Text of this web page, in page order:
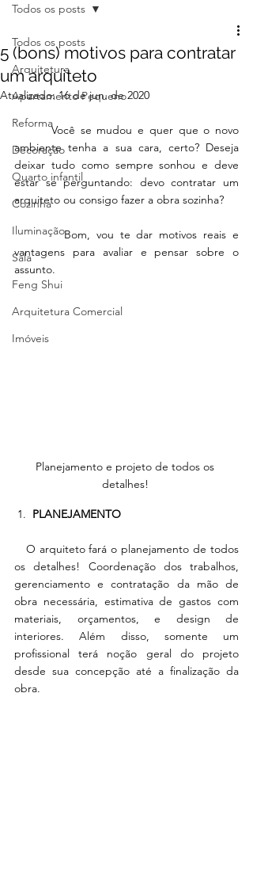
Todos os posts
Arquitetura
Apartamento Pequeno
Reforma
Decoração
Quarto infantil
Cozinha
Iluminação
Sala
Feng Shui
Arquitetura Comercial
Imóveis
Todos os posts
5 (bons) motivos para contratar
um arquiteto
Atualizado:16 de jun. de 2020
       Você se mudou e quer que o novo
ambiente tenha a sua cara, certo? Deseja
deixar tudo como sempre sonhou e deve
estar se perguntando: devo contratar um
arquiteto ou consigo fazer a obra sozinha?
        Bom, vou te dar motivos reais e
vantagens para avaliar e pensar sobre o
assunto.
Planejamento e projeto de todos os
detalhes!
1. PLANEJAMENTO
   O arquiteto fará o planejamento
de todos
os detalhes! Coordenação dos trabalhos,
gerenciamento e contratação da mão de
obra necessária, estimativa de gastos com
materiais, orçamentos, e design de
interiores. Além disso, somente um
profissional terá noção geral do projeto
desde sua concepção até a finalização da
obra.